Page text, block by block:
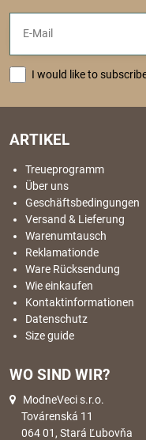
I would like to
ARTIKEL
Treueprogramm
Über uns
Geschäftsbedingungen
Versand & Lieferung
Warenumtausch
Reklamationde
Ware Rücksendung
Wie einkaufen
Kontaktinformationen
Datenschutz
Size guide
WO SIND WIR?
ModneVeci s.r.o.
Továrenská 11
064 01, Stará Ľubovňa